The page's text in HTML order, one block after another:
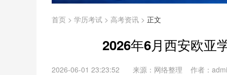
首页 > 学历考试 > 高考资讯 > 正文
2026年6月西安欧亚
2026-06-01 23:23:52 来源：网络整理 作者：